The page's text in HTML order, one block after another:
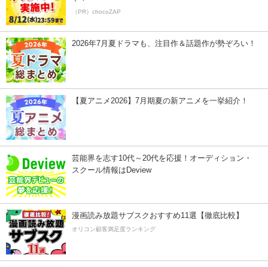
（PR）chocoZAP
2026年7月夏ドラマも、注目作＆話題作が勢ぞろい！
【夏アニメ2026】7月期夏の新アニメを一挙紹介！
芸能界を志す10代～20代を応援！オーディション・
スクール情報はDeview
漫画読み放題サブスクおすすめ11選【徹底比較】
オリコン顧客満足度ランキング